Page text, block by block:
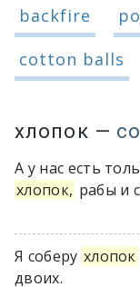
backfire
cotton balls
хлопок —
А у нас есть
хлопок, рабы и
Я соберу хлопок
двоих.